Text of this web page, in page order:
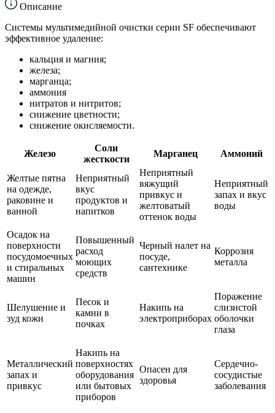
Описание
Системы мультимедийной очистки серии SF обеспечивают
эффективное удаление:
кальция и магния;
железа;
марганца;
аммония
нитратов и нитритов;
снижение цветности;
снижение окисляемости.
Железо
Соли
жесткости
Марганец Аммоний
Желтые пятна
на одежде,
раковине и
ванной
Неприятный
вкус
продуктов и
напитков
Неприятный
вяжущий
привкус и
желтоватый
оттенок воды
Неприятный
запах и вкус
воды
Осадок на
поверхности
посудомоечных
и стиральных
машин
Повышенный
расход
моющих
средств
Черный налет на
посуде,
сантехнике
Коррозия
металла
Шелушение и
зуд кожи
Песок и
камни в
почках
Накипь на
электроприборах
Поражение
слизистой
оболочки
глаза
Металлический
запах и
привкус
Накипь на
поверхностях
оборудования
или бытовых
приборов
Опасен для
здоровья
Сердечно-
сосудистые
заболевания